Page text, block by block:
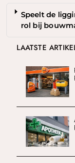
Speelt de
rol bij
LAATSTE